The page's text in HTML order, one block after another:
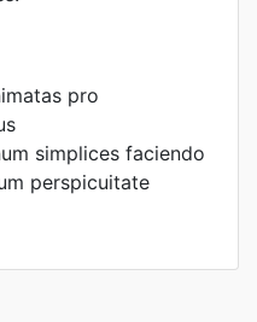
pro
simplices faciendo
perspicuitate